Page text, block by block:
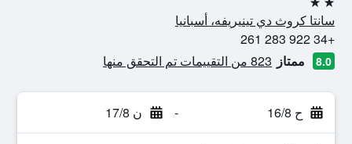
2 نجمتين
سانتا كروث دي تينيريفه، أسبانيا
+34 922 283 261
8.0 ممتاز 823 من التقييمات تم التحقق منها
ح 16/8 - ن 17/8